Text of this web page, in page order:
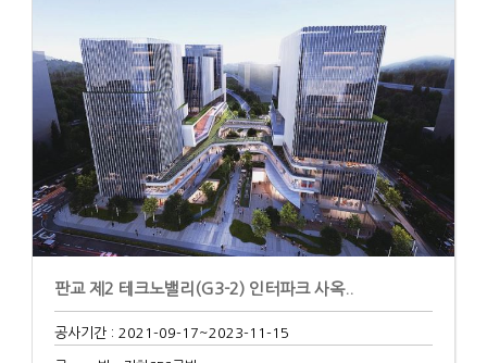
판교 제2 테크노밸리(G3-2) 인터파크 사옥..
공사기간 : 2021-09-17~2023-11-15